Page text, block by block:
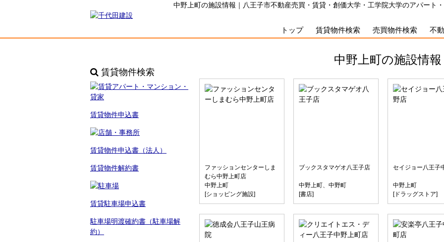
中野上町の施設情報｜八王子市不動産売買・賃貸・創価大学・工学院大学のアパート
トップ 賃貸物件検索 売買物件検索 不
賃貸物件検索
賃貸物件申込書
賃貸物件申込書（法人）
賃貸物件解約書
賃貸駐車場申込書
駐車場明渡確約書（駐車場解
約）
中野上町の施設情報
ファッションセンターしま
むら中野上町店
中野上町
[ショッピング施設]
ブックスタマゲオ八王子店
中野上町、中野町
[書店]
セイジョー八王子
中野上町
[ドラッグストア]